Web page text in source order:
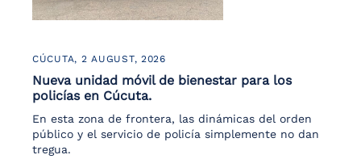
CÚCUTA, 2 AUGUST, 2026
Nueva unidad móvil de bienestar para los
policías en Cúcuta.
En esta zona de frontera, las dinámicas del orden
público y el servicio de policía simplemente no dan
tregua.